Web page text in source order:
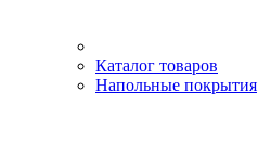
Каталог товаров
Напольные покрытия